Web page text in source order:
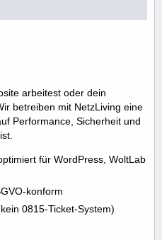
arbeitest oder dein
betreiben mit NetzLiving eine
Performance, Sicherheit und
für WordPress, WoltLab
konform
0815-Ticket-System)